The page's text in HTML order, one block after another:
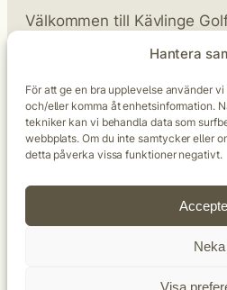
Hantera
För att ge en bra upplevelse använder
och/eller komma åt enhetsinformation.
tekniker kan vi behandla data som
webbplats. Om du inte samtycker eller
detta påverka vissa funktioner negativt.
Neka
Visa
Välkommen till Kävlinge
Vår vision är att skapa en
mersmak.
Kävlinge Golfklubb |
Kävlinge |046-73 62 70|